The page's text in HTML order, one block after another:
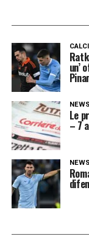
un’
NEWS
Le
– 7
NEWS